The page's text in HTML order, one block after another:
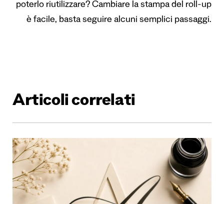
poterlo riutilizzare? Cambiare la stampa del roll-up
è facile, basta seguire alcuni semplici passaggi.
Articoli correlati